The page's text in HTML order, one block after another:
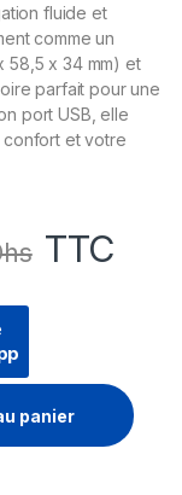
fluide et
comme un
58,5 x 34 mm) et
parfait pour une
port USB, elle
confort et votre
TTC
panier